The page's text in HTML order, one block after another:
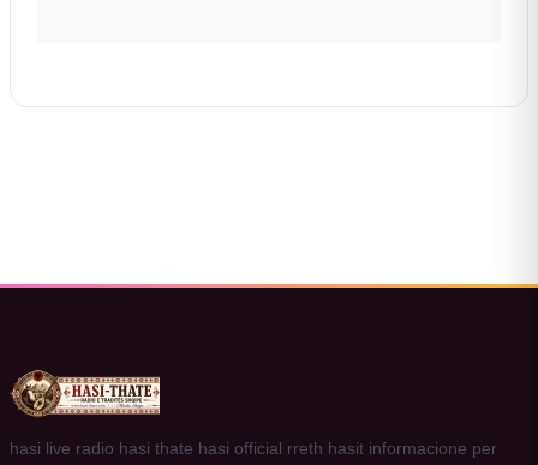
hasi live radio hasi thate hasi official rreth hasit informacione per